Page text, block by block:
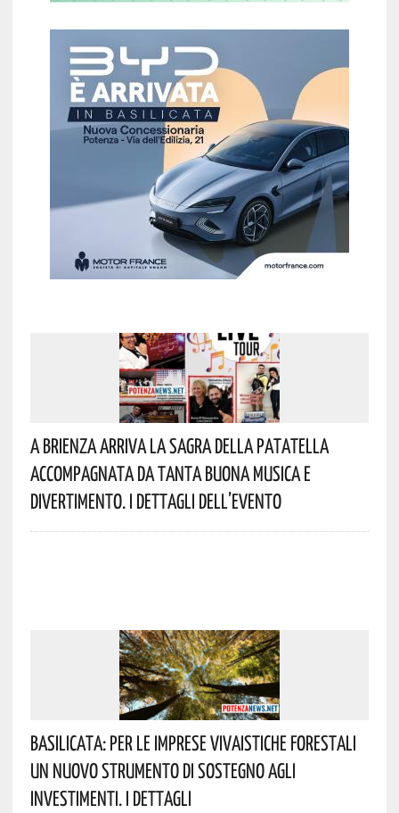
A Brienza Arriva La Sagra Della Patatella
Accompagnata Da Tanta Buona Musica E
Divertimento. I Dettagli Dell’evento
Basilicata: Per Le Imprese Vivaistiche Forestali
Un Nuovo Strumento Di Sostegno Agli
Investimenti. I Dettagli